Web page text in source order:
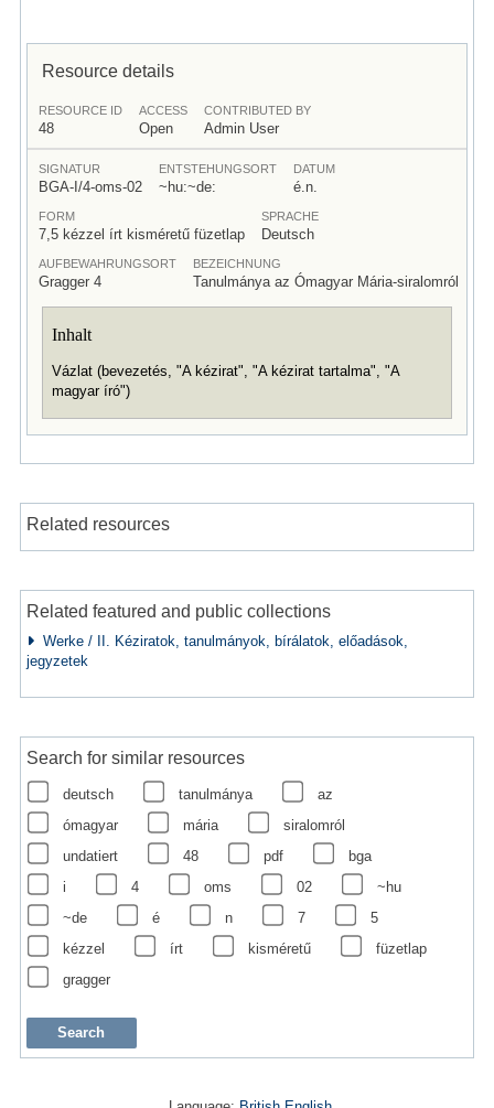
Resource details
RESOURCE ID
48
ACCESS
Open
CONTRIBUTED BY
Admin User
SIGNATUR
BGA-I/4-oms-02
ENTSTEHUNGSORT
~hu:~de:
DATUM
é.n.
FORM
7,5 kézzel írt kisméretű füzetlap
SPRACHE
Deutsch
AUFBEWAHRUNGSORT
Gragger 4
BEZEICHNUNG
Tanulmánya az Ómagyar Mária-siralomról
Inhalt
Vázlat (bevezetés, "A kézirat", "A kézirat tartalma", "A
magyar író")
Related resources
Related featured and public collections
Werke / II. Kéziratok, tanulmányok, bírálatok, előadások,
jegyzetek
Search for similar resources
deutsch tanulmánya
az
ómagyar
mária
siralomról
undatiert
48 pdf
bga
i
4 oms 02
~hu
~de
é n 7
5
kézzel
írt kisméretű
füzetlap
gragger